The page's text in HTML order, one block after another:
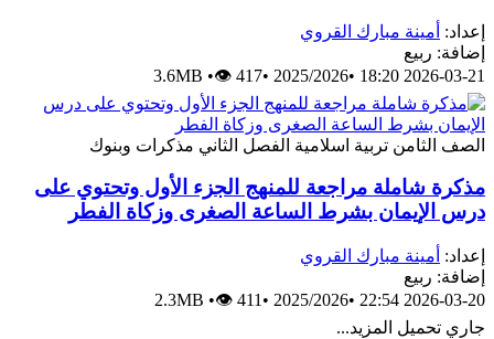
إعداد: أمينة مبارك القروي
إضافة: ربيع
2026-03-21 18:20
•
2025/2026
•
3.6MB •👁 417
الصف الثامن تربية اسلامية الفصل الثاني مذكرات وبنوك
مذكرة شاملة مراجعة للمنهج الجزء الأول وتحتوي على
درس الإيمان بشرط الساعة الصغرى وزكاة الفطر
إعداد: أمينة مبارك القروي
إضافة: ربيع
2026-03-20 22:54
•
2025/2026
•
2.3MB •👁 411
جاري تحميل المزيد...